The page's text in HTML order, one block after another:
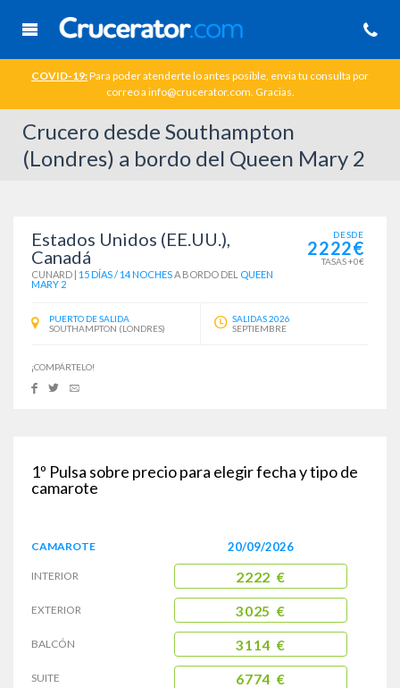
COVID-19:Para poder atenderte lo antes posible, envia tu consulta por
correo a info@crucerator.com. Gracias.
Crucero desde Southampton
(Londres) a bordo del Queen Mary 2
Estados Unidos (EE.UU.),
Canadá
CUNARD | 15 DÍAS / 14 NOCHESA BORDO DEL QUEEN
MARY 2
DESDE
2222€
TASAS +0€
PUERTO DE SALIDA
SOUTHAMPTON (LONDRES)
SALIDAS 2026
SEPTIEMBRE
¡COMPÁRTELO!
1º Pulsa sobre precio para elegir fecha y tipo de
camarote
CAMAROTE
INTERIOR
EXTERIOR
BALCÓN
SUITE
20/09/2026
2222 €
3025 €
3114 €
6774 €